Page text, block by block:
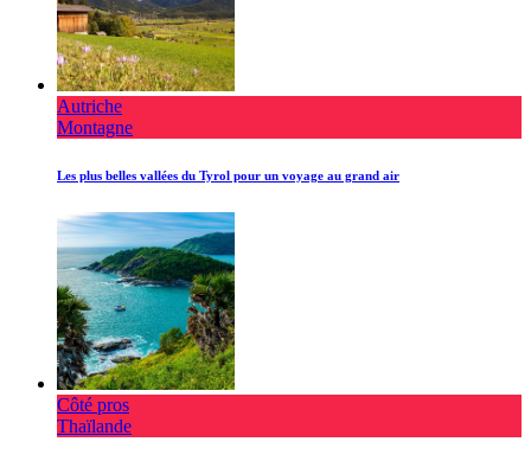
Autriche
Montagne
Les plus belles vallées du Tyrol pour un voyage au grand air
Côté pros
Thaïlande